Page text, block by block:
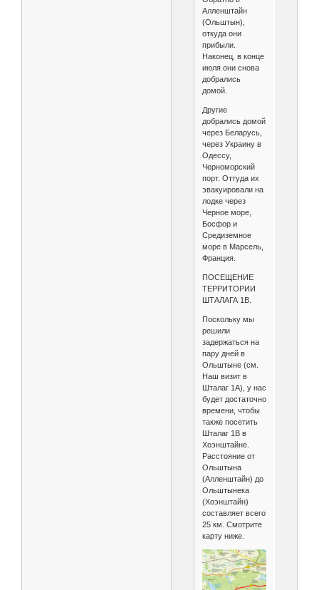
Алленштайн
(Ольштын),
откуда они
прибыли.
Наконец, в конце
июля они снова
добрались
домой.
Другие
добрались домой
через Беларусь,
через Украину в
Одессу,
Черноморский
порт. Оттуда их
эвакуировали на
лодке через
Черное море,
Босфор и
Средиземное
море в Марсель,
Франция.
ПОСЕЩЕНИЕ
ТЕРРИТОРИИ
ШТАЛАГА 1B.
Поскольку мы
решили
задержаться на
пару дней в
Ольштыне (см.
Наш визит в
Шталаг 1A), у нас
будет достаточно
времени, чтобы
также посетить
Шталаг 1B в
Хоэнштайне.
Расстояние от
Ольштына
(Алленштайн) до
Ольштынека
(Хоэнштайн)
составляет всего
25 км. Смотрите
карту ниже.